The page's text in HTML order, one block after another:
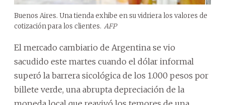
Buenos Aires. Una tienda exhibe en su vidriera los valores de
cotización para los clientes. AFP
El mercado cambiario de Argentina se vio
sacudido este martes cuando el dólar informal
superó la barrera sicológica de los 1.000 pesos por
billete verde, una abrupta depreciación de la